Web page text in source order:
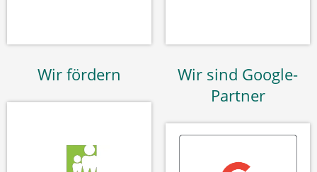
Wir fördern
Wir sind Google-
Partner